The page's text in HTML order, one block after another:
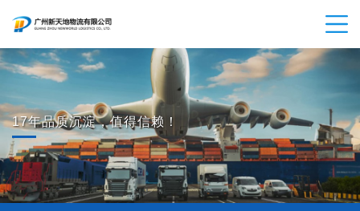
17年品质沉淀，值得信赖！